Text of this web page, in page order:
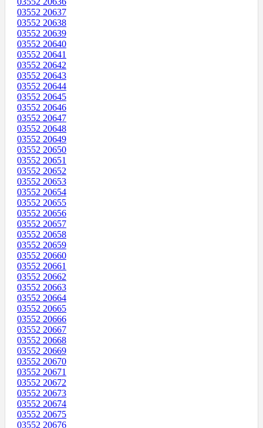
03552 20637
03552 20638
03552 20639
03552 20640
03552 20641
03552 20642
03552 20643
03552 20644
03552 20645
03552 20646
03552 20647
03552 20648
03552 20649
03552 20650
03552 20651
03552 20652
03552 20653
03552 20654
03552 20655
03552 20656
03552 20657
03552 20658
03552 20659
03552 20660
03552 20661
03552 20662
03552 20663
03552 20664
03552 20665
03552 20666
03552 20667
03552 20668
03552 20669
03552 20670
03552 20671
03552 20672
03552 20673
03552 20674
03552 20675
03552 20676